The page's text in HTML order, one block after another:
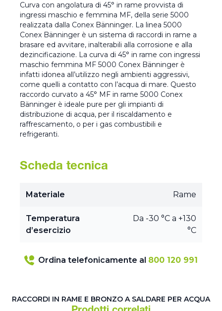
Curva con angolatura di 45° in rame provvista di
ingressi maschio e femmina MF, della serie 5000
realizzata dalla Conex Bänninger. La linea 5000
Conex Bänninger è un sistema di raccordi in rame a
brasare ed avvitare, inalterabili alla corrosione e alla
dezincificazione. La curva di 45° in rame con ingressi
maschio femmina MF 5000 Conex Bänninger è
infatti idonea all’utilizzo negli ambienti aggressivi,
come quelli a contatto con l’acqua di mare. Questo
raccordo curvato a 45° MF in rame 5000 Conex
Bänninger è ideale pure per gli impianti di
distribuzione di acqua, per il riscaldamento e
raffrescamento, o per i gas combustibili e
refrigeranti.
Scheda tecnica
Materiale Rame
Temperatura
d’esercizio
Da -30 °C a +130
°C
Ordina telefonicamente al 800 120 991
RACCORDI IN RAME E BRONZO A SALDARE PER ACQUA